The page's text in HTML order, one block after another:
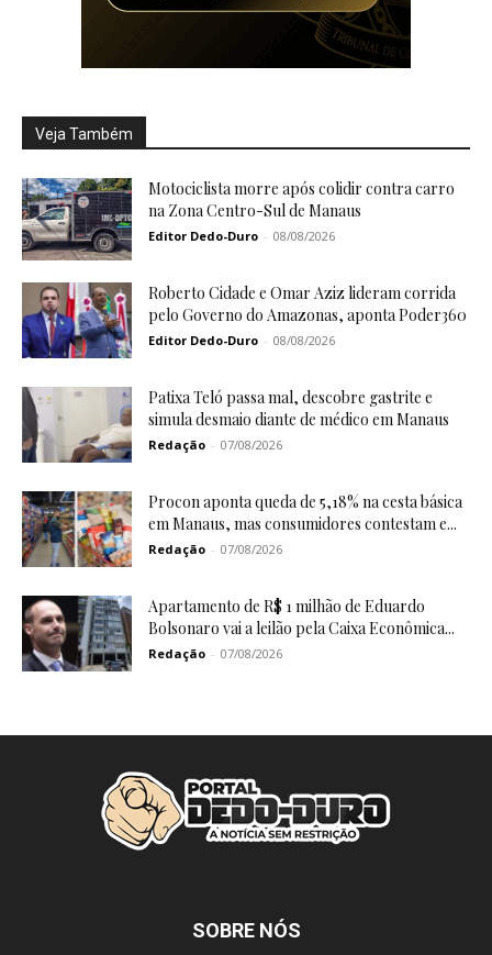
Veja Também
Motociclista morre após colidir contra carro
na Zona Centro-Sul de Manaus
Editor Dedo-Duro - 08/08/2026
Roberto Cidade e Omar Aziz lideram corrida
pelo Governo do Amazonas, aponta Poder360
Editor Dedo-Duro - 08/08/2026
Patixa Teló passa mal, descobre gastrite e
simula desmaio diante de médico em Manaus
Redação - 07/08/2026
Procon aponta queda de 5,18% na cesta básica
em Manaus, mas consumidores contestam e...
Redação - 07/08/2026
Apartamento de R$ 1 milhão de Eduardo
Bolsonaro vai a leilão pela Caixa Econômica...
Redação - 07/08/2026
SOBRE NÓS